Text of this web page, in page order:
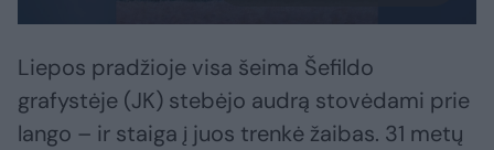
Liepos pradžioje visa šeima Šefildo
grafystėje (JK) stebėjo audrą stovėdami prie
lango – ir staiga į juos trenkė žaibas. 31 metų